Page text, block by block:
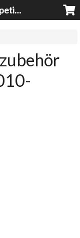
Braccioli per auto, tappeti auto, accessori auto MADE IN ITALY - Armrests, Mittelarmlehnen, Accoundoirs